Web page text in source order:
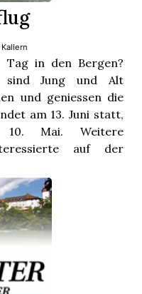
Kallern
Tag in den Bergen?
sind Jung und Alt
und geniessen die
am 13. Juni statt,
10. Mai. Weitere
auf der